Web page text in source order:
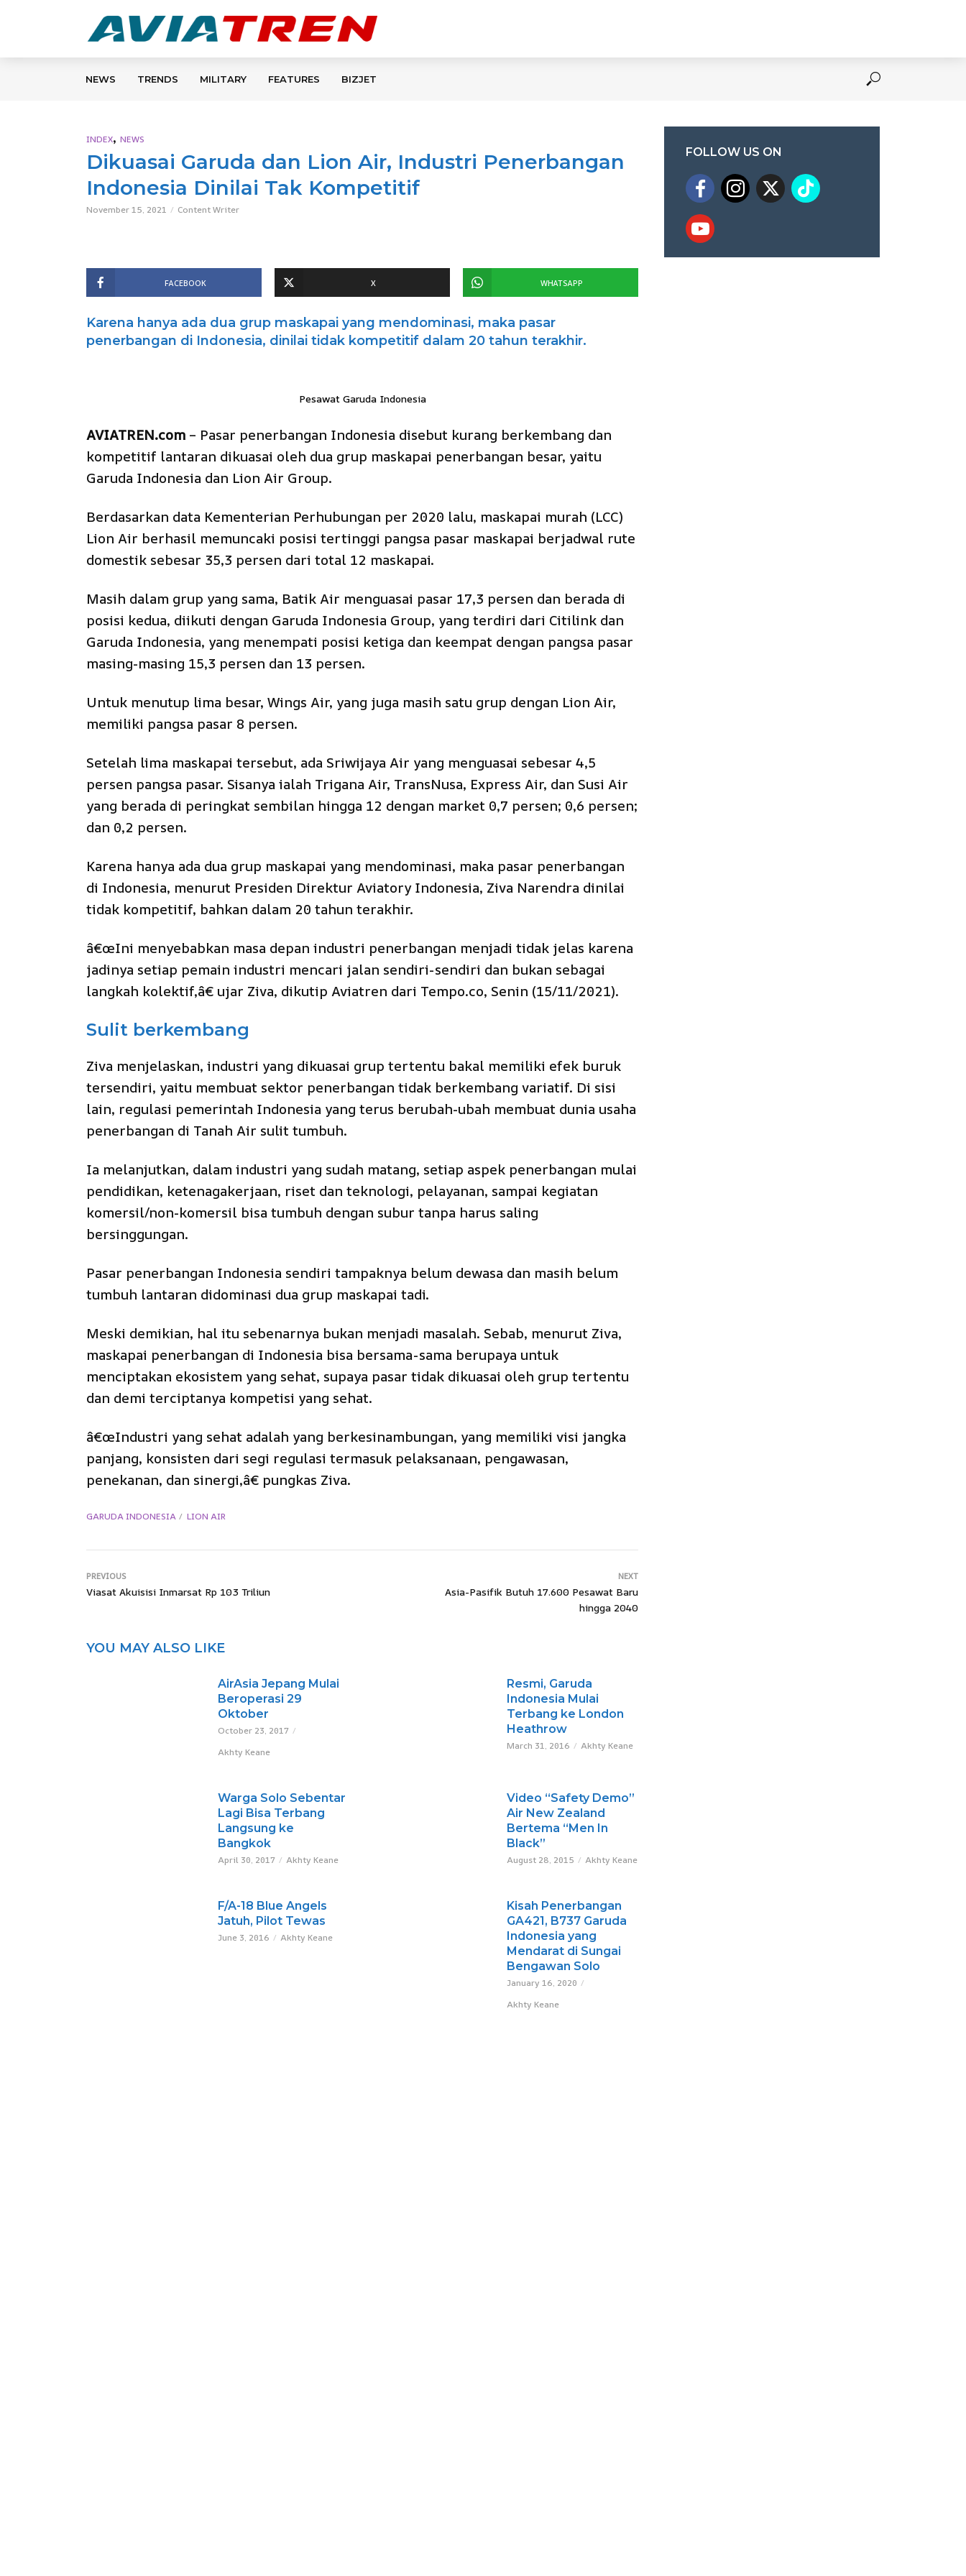
NEWS TRENDS MILITARY FEATURES BIZJET
INDEX, NEWS
Dikuasai Garuda dan Lion Air, Industri Penerbangan
Indonesia Dinilai Tak Kompetitif
November 15, 2021 Content Writer
FACEBOOK X WHATSAPP
Karena hanya ada dua grup maskapai yang mendominasi, maka pasar
penerbangan di Indonesia, dinilai tidak kompetitif dalam 20 tahun terakhir.
Pesawat Garuda Indonesia
AVIATREN.com – Pasar penerbangan Indonesia disebut kurang berkembang dan
kompetitif lantaran dikuasai oleh dua grup maskapai penerbangan besar, yaitu
Garuda Indonesia dan Lion Air Group.
Berdasarkan data Kementerian Perhubungan per 2020 lalu, maskapai murah (LCC)
Lion Air berhasil memuncaki posisi tertinggi pangsa pasar maskapai berjadwal rute
domestik sebesar 35,3 persen dari total 12 maskapai.
Masih dalam grup yang sama, Batik Air menguasai pasar 17,3 persen dan berada di
posisi kedua, diikuti dengan Garuda Indonesia Group, yang terdiri dari Citilink dan
Garuda Indonesia, yang menempati posisi ketiga dan keempat dengan pangsa pasar
masing-masing 15,3 persen dan 13 persen.
Untuk menutup lima besar, Wings Air, yang juga masih satu grup dengan Lion Air,
memiliki pangsa pasar 8 persen.
Setelah lima maskapai tersebut, ada Sriwijaya Air yang menguasai sebesar 4,5
persen pangsa pasar. Sisanya ialah Trigana Air, TransNusa, Express Air, dan Susi Air
yang berada di peringkat sembilan hingga 12 dengan market 0,7 persen; 0,6 persen;
dan 0,2 persen.
Karena hanya ada dua grup maskapai yang mendominasi, maka pasar penerbangan
di Indonesia, menurut Presiden Direktur Aviatory Indonesia, Ziva Narendra dinilai
tidak kompetitif, bahkan dalam 20 tahun terakhir.
â€œIni menyebabkan masa depan industri penerbangan menjadi tidak jelas karena
jadinya setiap pemain industri mencari jalan sendiri-sendiri dan bukan sebagai
langkah kolektif,â€ ujar Ziva, dikutip Aviatren dari Tempo.co, Senin (15/11/2021).
Sulit berkembang
Ziva menjelaskan, industri yang dikuasai grup tertentu bakal memiliki efek buruk
tersendiri, yaitu membuat sektor penerbangan tidak berkembang variatif. Di sisi
lain, regulasi pemerintah Indonesia yang terus berubah-ubah membuat dunia usaha
penerbangan di Tanah Air sulit tumbuh.
Ia melanjutkan, dalam industri yang sudah matang, setiap aspek penerbangan mulai
pendidikan, ketenagakerjaan, riset dan teknologi, pelayanan, sampai kegiatan
komersil/non-komersil bisa tumbuh dengan subur tanpa harus saling
bersinggungan.
Pasar penerbangan Indonesia sendiri tampaknya belum dewasa dan masih belum
tumbuh lantaran didominasi dua grup maskapai tadi.
Meski demikian, hal itu sebenarnya bukan menjadi masalah. Sebab, menurut Ziva,
maskapai penerbangan di Indonesia bisa bersama-sama berupaya untuk
menciptakan ekosistem yang sehat, supaya pasar tidak dikuasai oleh grup tertentu
dan demi terciptanya kompetisi yang sehat.
â€œIndustri yang sehat adalah yang berkesinambungan, yang memiliki visi jangka
panjang, konsisten dari segi regulasi termasuk pelaksanaan, pengawasan,
penekanan, dan sinergi,â€ pungkas Ziva.
GARUDA INDONESIA LION AIR
PREVIOUS
Viasat Akuisisi Inmarsat Rp 103 Triliun
NEXT
Asia-Pasifik Butuh 17.600 Pesawat Baru
hingga 2040
YOU MAY ALSO LIKE
AirAsia Jepang Mulai
Beroperasi 29
Oktober
October 23, 2017
Akhty Keane
Resmi, Garuda
Indonesia Mulai
Terbang ke London
Heathrow
March 31, 2016 Akhty Keane
Warga Solo Sebentar
Lagi Bisa Terbang
Langsung ke
Bangkok
April 30, 2017 Akhty Keane
Video “Safety Demo”
Air New Zealand
Bertema “Men In
Black”
August 28, 2015 Akhty Keane
F/A-18 Blue Angels
Jatuh, Pilot Tewas
June 3, 2016 Akhty Keane
Kisah Penerbangan
GA421, B737 Garuda
Indonesia yang
Mendarat di Sungai
Bengawan Solo
January 16, 2020
Akhty Keane
FOLLOW US ON